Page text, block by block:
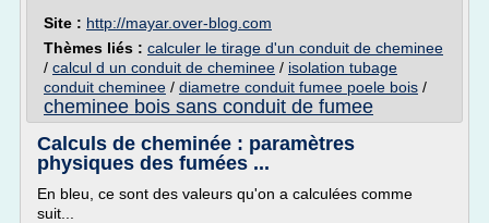
Site : http://mayar.over-blog.com
Thèmes liés : calculer le tirage d'un conduit de cheminee
/ calcul d un conduit de cheminee / isolation tubage
conduit cheminee / diametre conduit fumee poele bois /
cheminee bois sans conduit de fumee
Calculs de cheminée : paramètres
physiques des fumées ...
En bleu, ce sont des valeurs qu'on a calculées comme
suit...